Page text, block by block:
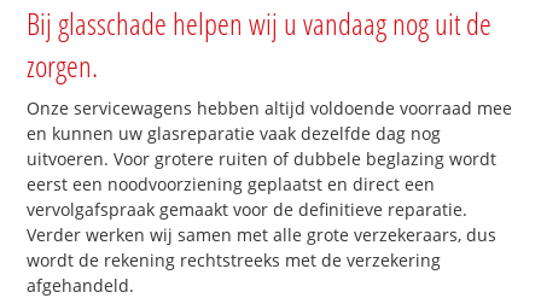
Bij glasschade helpen wij u vandaag nog uit de
zorgen.
Onze servicewagens hebben altijd voldoende voorraad mee
en kunnen uw glasreparatie vaak dezelfde dag nog
uitvoeren. Voor grotere ruiten of dubbele beglazing wordt
eerst een noodvoorziening geplaatst en direct een
vervolgafspraak gemaakt voor de definitieve reparatie.
Verder werken wij samen met alle grote verzekeraars, dus
wordt de rekening rechtstreeks met de verzekering
afgehandeld.